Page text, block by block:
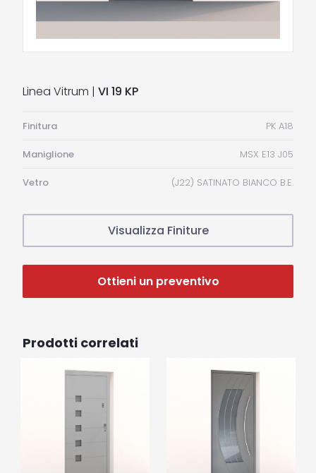
Linea Vitrum | VI 19 KP
Finitura PK A18
Maniglione MSX E13 J05
Vetro (J22) SATINATO BIANCO B.E.
Visualizza Finiture
Ottieni un preventivo
Prodotti correlati